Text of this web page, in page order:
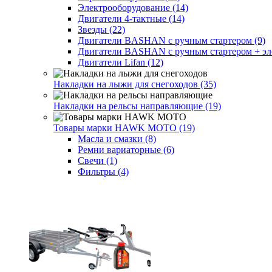
Электрооборудование (14)
Двигатели 4-тактные (14)
Звезды (22)
Двигатели BASHAN с ручным стартером (9)
Двигатели BASHAN с ручным стартером +
Двигатели Lifan (12)
Накладки на лыжи для снегоходов (35)
Накладки на рельсы направляющие (19)
Товары марки HAWK MOTO (19)
Масла и смазки (8)
Ремни вариаторные (6)
Свечи (1)
Фильтры (4)